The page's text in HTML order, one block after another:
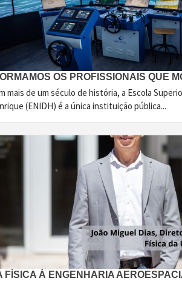
OS PROFISSIONAIS QUE
mais de um século de história, a Escola
(ENIDH) é a única instituição pública...
FÍSICA À ENGENHARIA